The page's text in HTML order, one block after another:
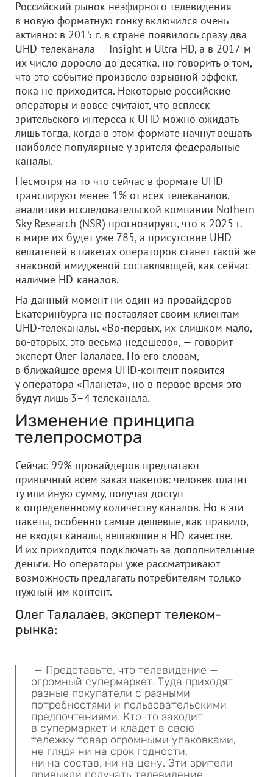
Российский рынок неэфирного телевидения
в новую форматную гонку включился очень
активно: в 2015 г. в стране появилось сразу два
UHD-телеканала — Insight и Ultra HD, а в 2017-м
их число доросло до десятка, но говорить о том,
что это событие произвело взрывной эффект,
пока не приходится. Некоторые российские
операторы и вовсе считают, что всплеск
зрительского интереса к UHD можно ожидать
лишь тогда, когда в этом формате начнут вещать
наиболее популярные у зрителя федеральные
каналы.
Несмотря на то что сейчас в формате UHD
транслируют менее 1% от всех телеканалов,
аналитики исследовательской компании Nothern
Sky Research (NSR) прогнозируют, что к 2025 г.
в мире их будет уже 785, а присутствие UHD-
вещателей в пакетах операторов станет такой же
знаковой имиджевой составляющей, как сейчас
наличие HD-каналов.
На данный момент ни один из провайдеров
Екатеринбурга не поставляет своим клиентам
UHD-телеканалы. «Во-первых, их слишком мало,
во-вторых, это весьма недешево», — говорит
эксперт Олег Талалаев. По его словам,
в ближайшее время UHD-контент появится
у оператора «Планета», но в первое время это
будут лишь 3–4 телеканала.
Изменение принципа
телепросмотра
Сейчас 99% провайдеров предлагают
привычный всем заказ пакетов: человек платит
ту или иную сумму, получая доступ
к определенному количеству каналов. Но в эти
пакеты, особенно самые дешевые, как правило,
не входят каналы, вещающие в HD-качестве.
И их приходится подключать за дополнительные
деньги. Но операторы уже рассматривают
возможность предлагать потребителям только
нужный им контент.
Олег Талалаев, эксперт телеком-
рынка:
— Представьте, что телевидение —
огромный супермаркет. Туда приходят
разные покупатели с разными
потребностями и пользовательскими
предпочтениями. Кто-то заходит
в супермаркет и кладет в свою
тележку товар огромными упаковками,
не глядя ни на срок годности,
ни на состав, ни на цену. Эти зрители